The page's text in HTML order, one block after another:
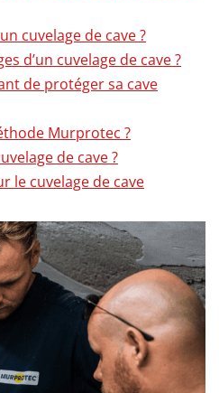
cuvelage de cave ?
d’un cuvelage de cave ?
de protéger sa cave
Murprotec ?
de cave ?
le cuvelage de cave